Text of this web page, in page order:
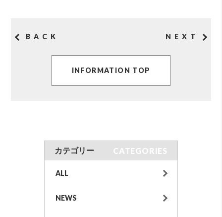
BACK NEXT
INFORMATION TOP
カテゴリー CATEGORIES
ALL
NEWS